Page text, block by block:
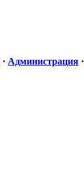
· Администрация ·